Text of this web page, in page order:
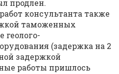
продлен.
консультанта также
таможенных
геолого-
(задержка на 2
задержкой
работы пришлось